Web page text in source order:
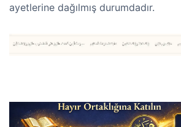
ayetlerine dağılmış durumdadır.